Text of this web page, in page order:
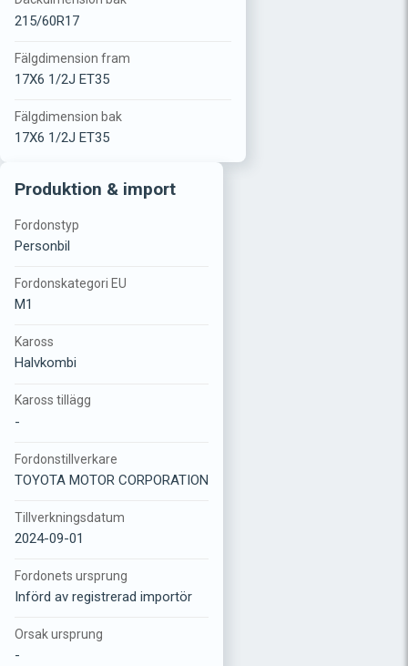
215/60R17
Fälgdimension fram
17X6 1/2J ET35
Fälgdimension bak
17X6 1/2J ET35
Produktion & import
Fordonstyp
Personbil
Fordonskategori EU
M1
Kaross
Halvkombi
Kaross tillägg
-
Fordonstillverkare
TOYOTA MOTOR CORPORATION
Tillverkningsdatum
2024-09-01
Fordonets ursprung
Införd av registrerad importör
Orsak ursprung
-